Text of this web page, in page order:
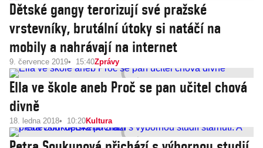
Dětské gangy terorizují své pražské
vrstevníky, brutální útoky si natáčí na
mobily a nahrávají na internet
9. července 2019 15:40Zprávy
Ella ve škole aneb Proč se pan učitel chová
divně
18. ledna 2018 10:20Kultura